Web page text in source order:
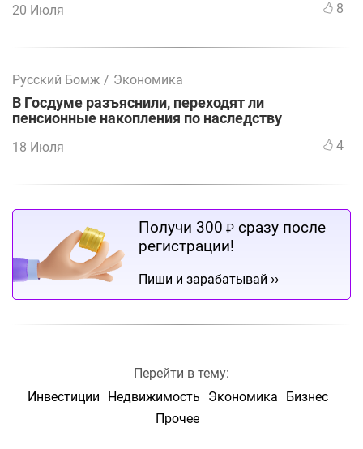
20 Июля 8
Русский Бомж / Экономика
В Госдуме разъяснили, переходят ли
пенсионные накопления по наследству
18 Июля 4
Получи 300 ₽ сразу после
регистрации!
Пиши и зарабатывай ››
Перейти в тему:
Инвестиции
Недвижимость Экономика
Бизнес
Прочее